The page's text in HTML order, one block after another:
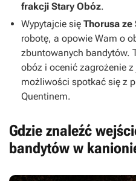
frakcji Stary Obóz.
Wypytajcie się Thorusa ze
robotę, a opowie Wam o
zbuntowanych bandytów.
obóz i ocenić zagrożenie
możliwości spotkać się z
Quentinem.
Gdzie znaleźć
bandytów w